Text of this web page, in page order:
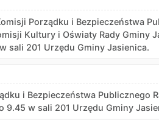
Porządku i Bezpieczeństwa
Kultury i Oświaty Rady Gminy
sali 201 Urzędu Gminy Jasienica.
i Bezpieczeństwa Publicznego
9.45 w sali 201 Urzędu Gminy